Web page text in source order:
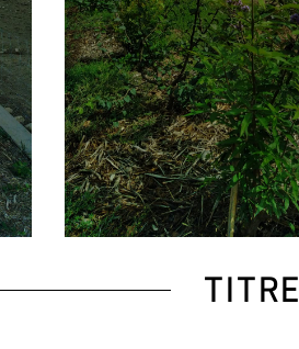
TITRE